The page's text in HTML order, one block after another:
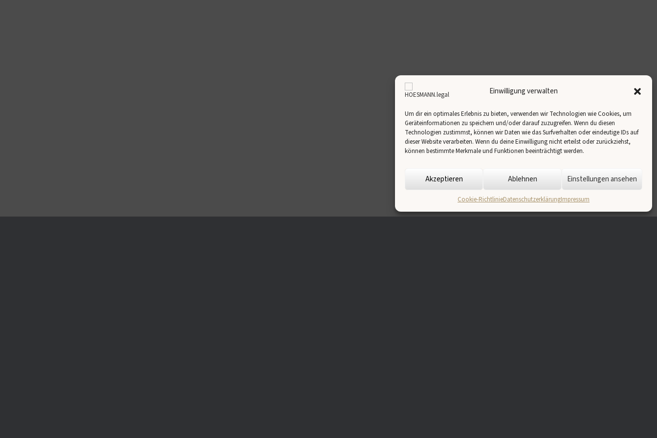
Einwilligung verwalten
Um dir ein optimales Erlebnis zu bieten, verwenden wir Technologien wie Cookies, um
Geräteinformationen zu speichern und/oder darauf zuzugreifen. Wenn du diesen
Technologien zustimmst, können wir Daten wie das Surfverhalten oder eindeutige IDs auf
dieser Website verarbeiten. Wenn du deine Einwilligung nicht erteilst oder zurückziehst,
können bestimmte Merkmale und Funktionen beeinträchtigt werden.
Akzeptieren Ablehnen Einstellungen ansehen
Cookie-RichtlinieDatenschutzerklärungImpressum